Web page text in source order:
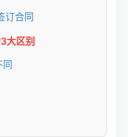
订合同
大区别
同